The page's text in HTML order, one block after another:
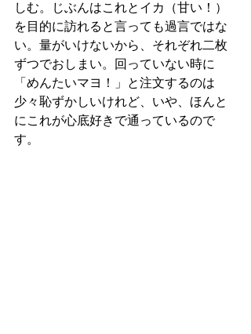
しむ。じぶんはこれとイカ（甘い！）
を目的に訪れると言っても過言ではな
い。量がいけないから、それぞれ二枚
ずつでおしまい。回っていない時に
「めんたいマヨ！」と注文するのは
少々恥ずかしいけれど、いや、ほんと
にこれが心底好きで通っているので
す。